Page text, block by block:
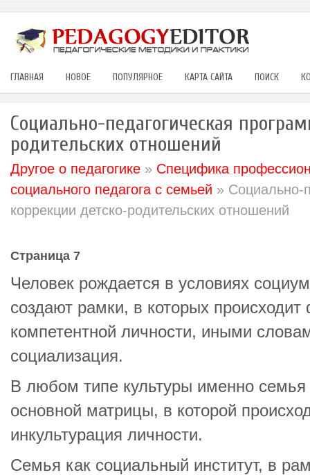
ГЛАВНАЯ НОВОЕ ПОПУЛЯРНОЕ КАРТА САЙТА ПОИСК
Социально-педагогическая
родительских отношений
Другое о педагогике » Специфика
социального педагога с семьей » Социально-
коррекции детско-родительских отношений
Страница 7
Человек рождается в условиях
создают рамки, в которых
компетентной личности, иными
социализация.
В любом типе культуры именно семья
основной матрицы, в которой
инкультурация личности.
Семья как социальный институт, в